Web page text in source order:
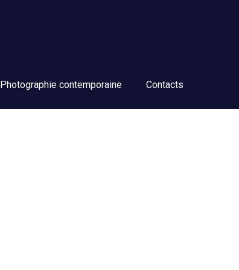
Photographie contemporaine Contacts